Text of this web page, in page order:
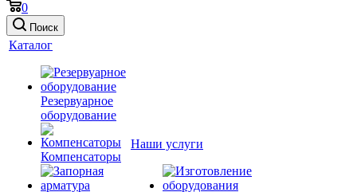
0
Поиск
Каталог
Резервуарное
оборудование
Компенсаторы
Наши услуги